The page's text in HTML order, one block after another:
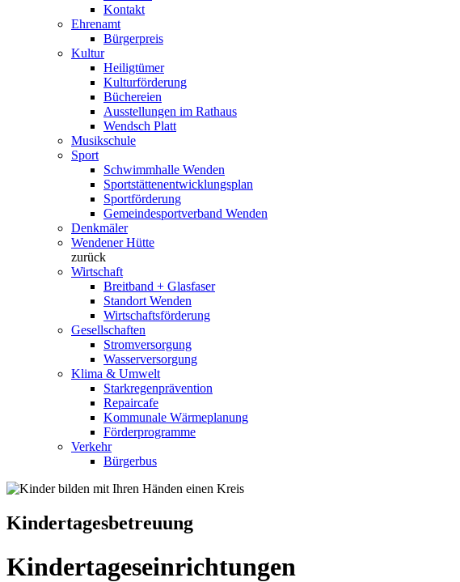
Kontakt
Ehrenamt
Bürgerpreis
Kultur
Heiligtümer
Kulturförderung
Büchereien
Ausstellungen im Rathaus
Wendsch Platt
Musikschule
Sport
Schwimmhalle Wenden
Sportstättenentwicklungsplan
Sportförderung
Gemeindesportverband Wenden
Denkmäler
Wendener Hütte
zurück
Wirtschaft
Breitband + Glasfaser
Standort Wenden
Wirtschaftsförderung
Gesellschaften
Stromversorgung
Wasserversorgung
Klima & Umwelt
Starkregenprävention
Repaircafe
Kommunale Wärmeplanung
Förderprogramme
Verkehr
Bürgerbus
Kindertagesbetreuung
Kindertageseinrichtungen